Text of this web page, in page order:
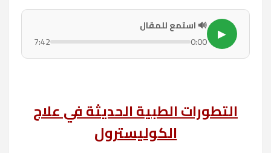
▶
🔊 استمع للمقال
0:00
7:42
التطورات الطبية الحديثة في علاج
الكوليسترول